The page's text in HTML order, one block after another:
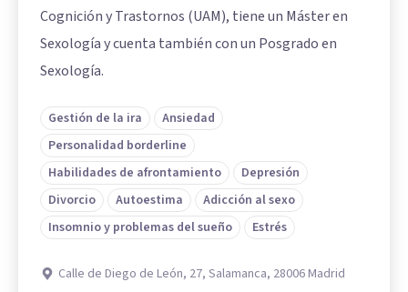
Cognición y Trastornos (UAM), tiene un Máster en
Sexología y cuenta también con un Posgrado en
Sexología.
Gestión de la ira
Ansiedad
Personalidad borderline
Habilidades de afrontamiento
Depresión
Divorcio
Autoestima
Adicción al sexo
Insomnio y problemas del sueño
Estrés
Calle de Diego de León, 27, Salamanca, 28006 Madrid